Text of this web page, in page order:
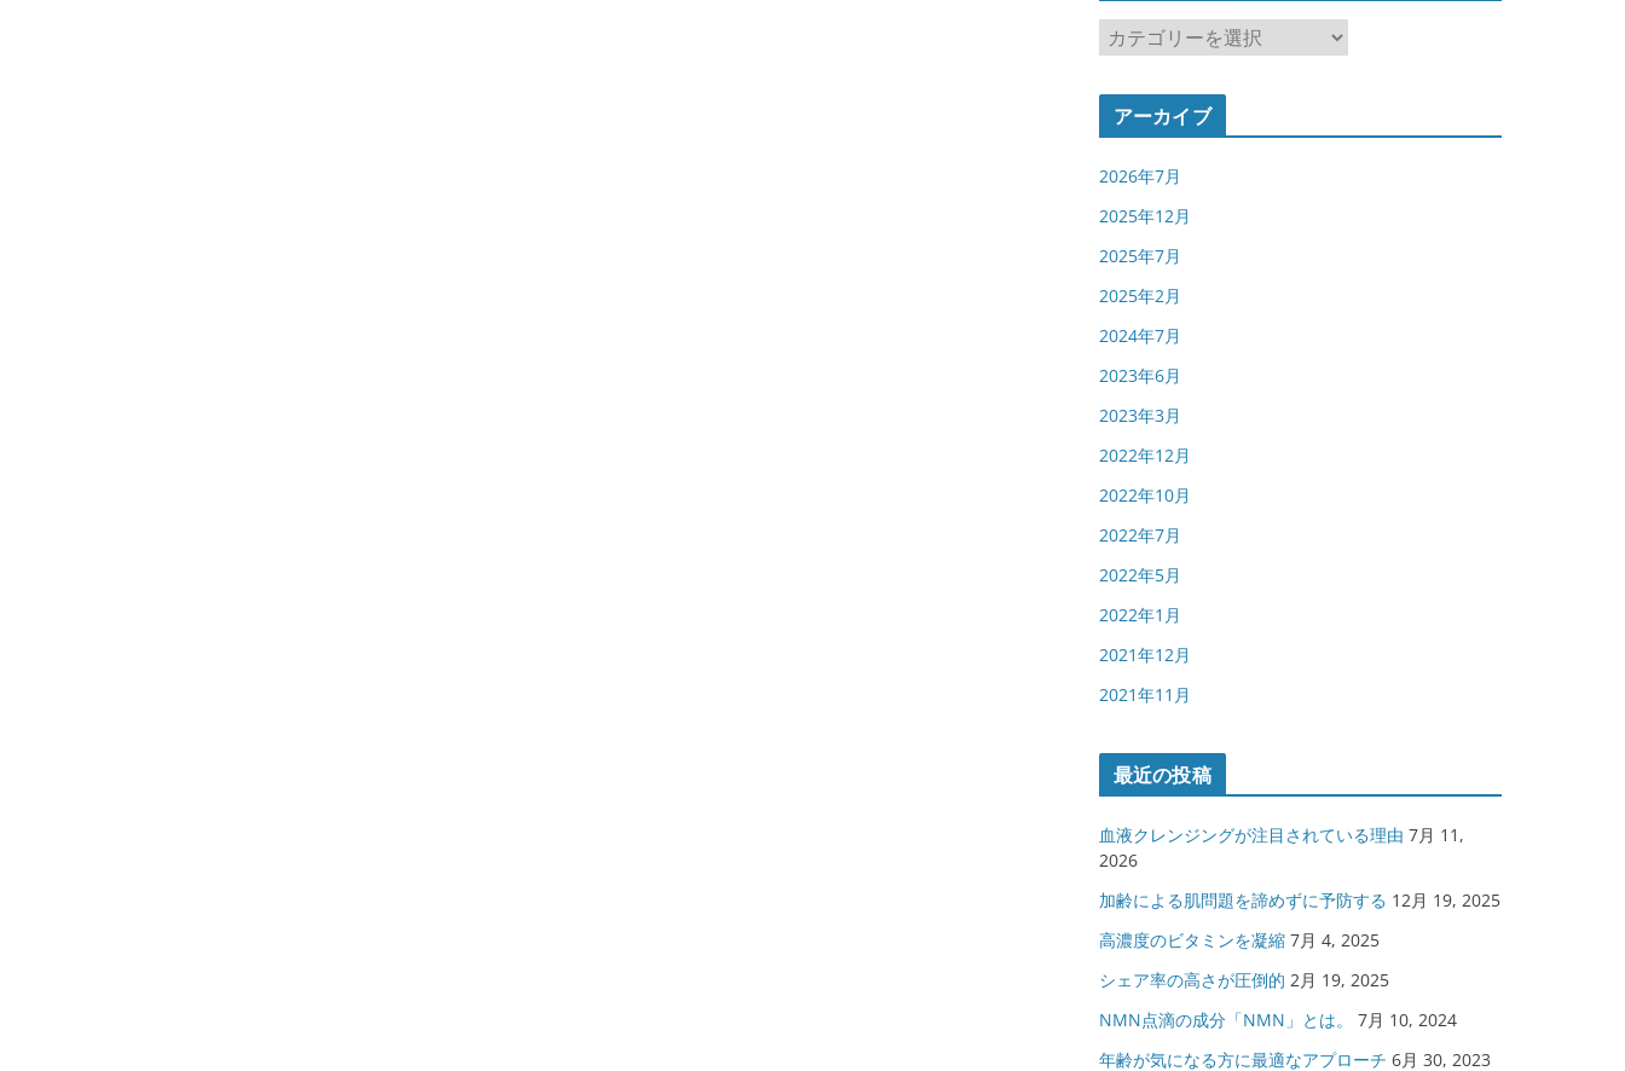
カ
テ
ゴ
アーカイブ
2026年7月
2025年12月
2025年7月
2025年2月
2024年7月
2023年6月
2023年3月
2022年12月
2022年10月
2022年7月
2022年5月
2022年1月
2021年12月
2021年11月
最近の投稿
血液クレンジングが注目されている理由 7月 11,
2026
加齢による肌問題を諦めずに予防する 12月 19, 2025
高濃度のビタミンを凝縮 7月 4, 2025
シェア率の高さが圧倒的 2月 19, 2025
NMN点滴の成分「NMN」とは。
7月 10, 2024
年齢が気になる方に最適なアプローチ 6月 30, 2023